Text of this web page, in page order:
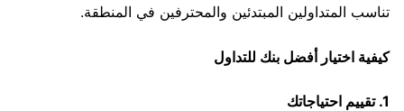
تناسب المتداولين المبتدئين والمحترفين في المنطقة.
كيفية اختيار أفضل بنك للتداول
1. تقييم احتياجاتك